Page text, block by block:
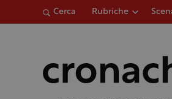
Cerca Rubriche